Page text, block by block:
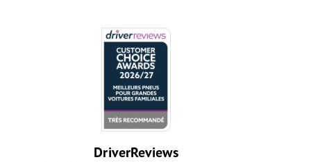
DriverReviews